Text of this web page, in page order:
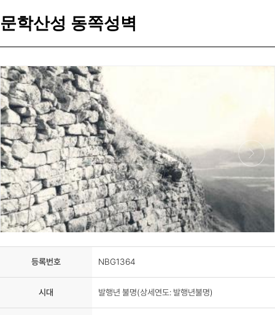
문학산성 동쪽성벽
등록번호 NBG1364
시대 발행년 불명(상세연도: 발행년불명)